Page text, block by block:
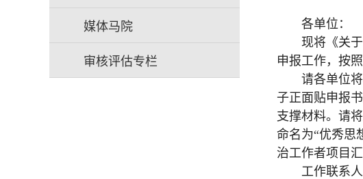
媒体马院
审核评估专栏
各单位：
现将《关
申报工作，按
请各单位
子正面贴申报
支撑材料。请
命名为“优秀思
治工作者项目汇
工作联系